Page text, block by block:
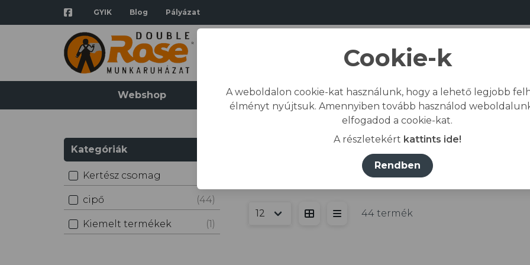
GYIK Blog Pályázat
Webshop Katalógus Bemutatkozás Gyártás
Kategóriák
Kertész csomag
cipő (44)
Kiemelt termékek (1)
44 termék
Cookie-k
A weboldalon cookie-kat használunk, hogy a lehető legjobb
élményt nyújtsuk. Amennyiben tovább használod
elfogadod a cookie-kat.
A részletekért kattints ide!
Rendben